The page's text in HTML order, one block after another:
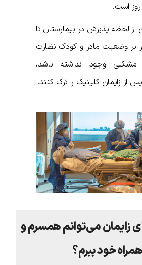
از لحظه پذیرش در بیمارستان تا
بر وضعیت مادر و کودک نظارت
مشکلی وجود نداشته باشد،
زایمان می‌توانم همسرم و
خود ببرم؟